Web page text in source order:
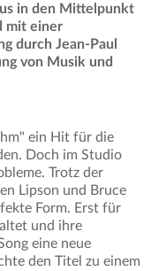
in den Mittelpunkt
mit einer
durch Jean-Paul
von Musik und
ein Hit für die
Doch im Studio
Trotz der
Lipson und Bruce
Form. Erst für
und ihre
eine neue
den Titel zu einem